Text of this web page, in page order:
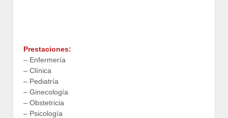
Prestaciones:
– Enfermería
– Clínica
– Pediatría
– Ginecología
– Obstetricia
– Psicología